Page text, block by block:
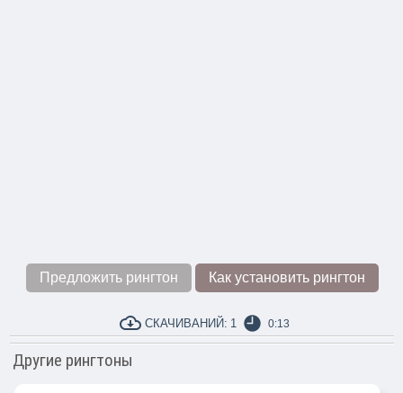
Предложить рингтон Как установить рингтон
СКАЧИВАНИЙ: 1 0:13
Другие рингтоны